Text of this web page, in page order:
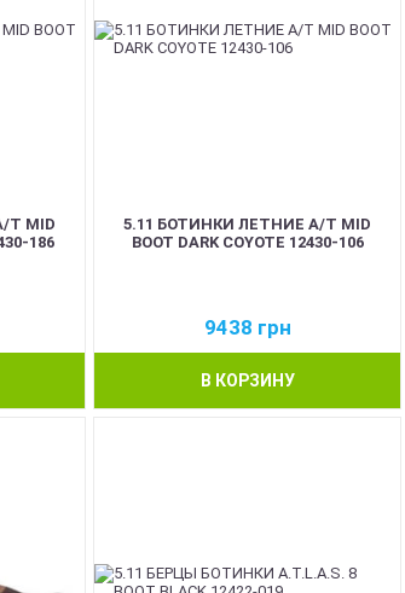
T MID
186
5.11 БОТИНКИ ЛЕТНИЕ A/T MID
BOOT DARK COYOTE 12430-106
9438 грн
В КОРЗИНУ